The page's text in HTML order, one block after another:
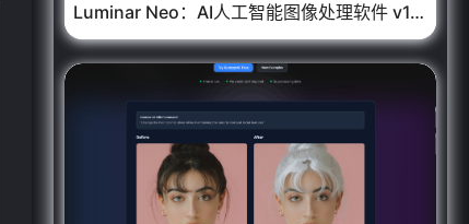
Luminar Neo：AI人工智能图像处理软件 v1.24.6 中文便携版